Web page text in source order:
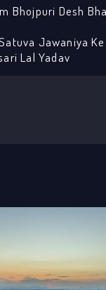
Bhojpuri Desh
Jawaniya Ke
Lal Yadav